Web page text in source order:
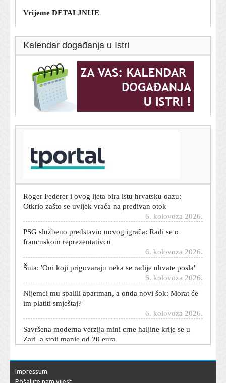
Vrijeme DETALJNIJE
Kalendar događanja u Istri
Bjeloruski migranti kopaju tunele prema Europi: Dosad
su ih našli već 12
Otkrio zašto se uvijek vraća na predivan otok
6. kolovoza 2026.
PSG službeno predstavio novog igrača: Radi se o
francuskom reprezentativcu
Šuta: 'Oni koji prigovaraju neka se radije uhvate posla'
6. kolovoza 2026.
Nijemci mu spalili apartman, a onda novi šok: Morat će
im platiti smještaj?
Savršena moderna verzija mini crne haljine krije se u
Zari, a stoji manje od 20 eura
Impressum